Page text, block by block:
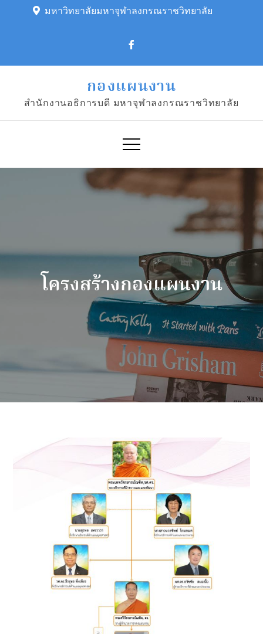
มหาวิทยาลัยมหาจุฬาลงกรณราชวิทยาลัย
กองแผนงาน
สำนักงานอธิการบดี มหาจุฬาลงกรณราชวิทยาลัย
โครงสร้างกองแผนงาน